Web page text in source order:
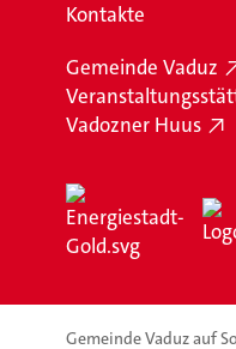
Kontakte
Gemeinde Vaduz
Vadozner Huus
Gemeinde Vaduz auf